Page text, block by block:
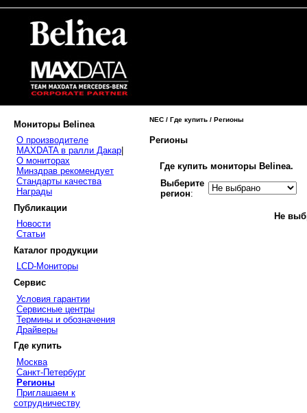
Мониторы Belinea
О производителе
MAXDATA в ралли Дакар
О мониторах
Минздрав рекомендует
Стандарты качества
Награды
Публикации
Новости
Статьи
Каталог продукции
LCD-Мониторы
Сервис
Условия гарантии
Сервисные центры
Термины и обозначения
Драйверы
Где купить
Москва
Санкт-Петербург
Регионы
Приглашаем к
сотрудничеству
NEC / Где купить / Регионы
Регионы
Где купить мониторы Belinea.
Выберите
регион:
Не